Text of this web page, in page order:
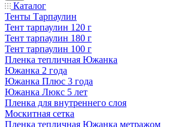
Каталог
Тенты Тарпаулин
Тент тарпаулин 120 г
Тент тарпаулин 180 г
Тент тарпаулин 100 г
Пленка тепличная Южанка
Южанка 2 года
Южанка Плюс 3 года
Южанка Люкс 5 лет
Пленка для внутреннего слоя
Москитная сетка
Пленка тепличная Южанка метражом